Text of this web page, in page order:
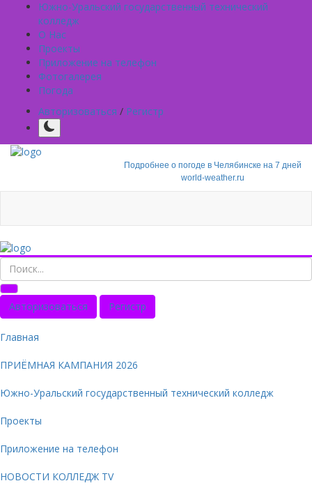
Южно-Уральский государственный технический
колледж
О Нас
Проекты
Приложение на телефон
Фотогалерея
Погода
Авторизоваться / Регистр
Подробнее о погоде в Челябинске на 7 дней
world-weather.ru
Авторизоваться Регистр
Главная
ПРИЁМНАЯ КАМПАНИЯ 2026
Южно-Уральский государственный технический колледж
Проекты
Приложение на телефон
НОВОСТИ КОЛЛЕДЖ TV